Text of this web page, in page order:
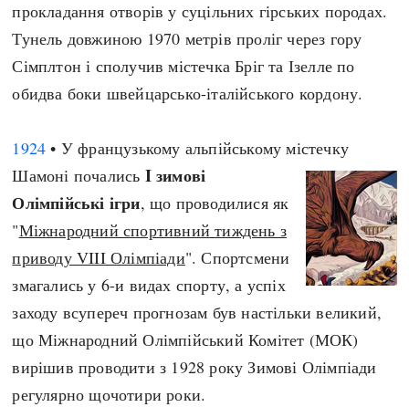
прокладання отворів у суцільних гірських породах.
Тунель довжиною 1970 метрів проліг через гору
Сімплтон і сполучив містечка Бріг та Ізелле по
обидва боки швейцарсько-італійського кордону.
1924 • У французькому альпійському містечку
Шамоні почались I зимові
Олімпійські ігри, що проводилися як
"Міжнародний спортивний тиждень з
приводу VIII Олімпіади". Спортсмени
змагались у 6-и видах спорту, а успіх
заходу всупереч прогнозам був настільки великий,
що Міжнародний Олімпійський Комітет (МОК)
вирішив проводити з 1928 року Зимові Олімпіади
регулярно щочотири роки.